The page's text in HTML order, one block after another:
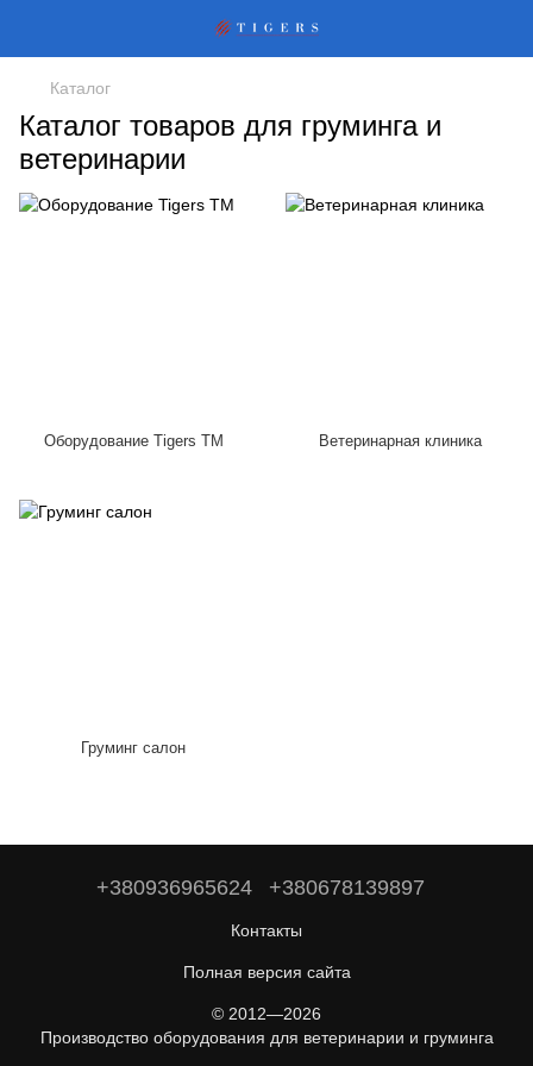
Каталог
Каталог товаров для груминга и
ветеринарии
Оборудование Tigers TM Ветеринарная клиника
Груминг салон
+380936965624 +380678139897
Контакты
Полная версия сайта
© 2012—2026
Производство оборудования для ветеринарии и груминга